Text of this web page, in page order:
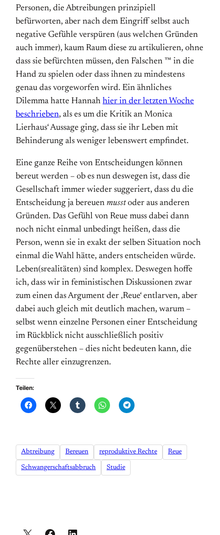
Personen, die Abtreibungen prinzipiell
befürworten, aber nach dem Eingriff selbst auch
negative Gefühle verspüren (aus welchen Gründen
auch immer), kaum Raum diese zu artikulieren, ohne
dass sie befürchten müssen, den Falschen ™ in die
Hand zu spielen oder dass ihnen zu mindestens
genau das vorgeworfen wird. Ein ähnliches
Dilemma hatte Hannah hier in der letzten Woche
beschrieben, als es um die Kritik an Monica
Lierhaus‘ Aussage ging, dass sie ihr Leben mit
Behinderung als weniger lebenswert empfindet.
Eine ganze Reihe von Entscheidungen können
bereut werden – ob es nun deswegen ist, dass die
Gesellschaft immer wieder suggeriert, dass du die
Entscheidung ja bereuen musstoder aus anderen
Gründen. Das Gefühl von Reue muss dabei dann
noch nicht einmal unbedingt heißen, dass die
Person, wenn sie in exakt der selben Situation noch
einmal die Wahl hätte, anders entscheiden würde.
Leben(srealitäten) sind komplex. Deswegen hoffe
ich, dass wir in feministischen Diskussionen zwar
zum einen das Argument der ‚Reue‘ entlarven, aber
dabei auch gleich mit deutlich machen, warum –
selbst wenn einzelne Personen einer Entscheidung
im Rückblick nicht ausschließlich positiv
gegenüberstehen – dies nicht bedeuten kann, die
Rechte aller einzugrenzen.
Teilen:
Abtreibung Bereuen reproduktive Rechte Reue
Schwangerschaftsabbruch Studie